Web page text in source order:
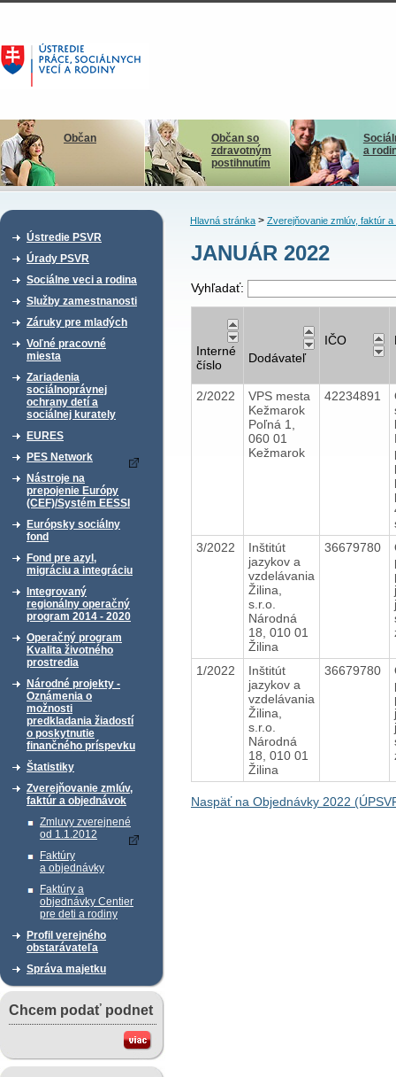
Občan
Občan so
zdravotným
postihnutím
a
Ústredie PSVR
Úrady PSVR
Sociálne veci a rodina
Služby zamestnanosti
Záruky pre mladých
Voľné pracovné
miesta
Zariadenia
sociálnoprávnej
ochrany detí a
sociálnej kurately
EURES
PES Network
Nástroje na
prepojenie Európy
(CEF)/Systém EESSI
Európsky sociálny
fond
Fond pre azyl,
migráciu a integráciu
Integrovaný
regionálny operačný
program 2014 - 2020
Operačný program
Kvalita životného
prostredia
Národné projekty -
Oznámenia o
možnosti
predkladania žiadostí
o poskytnutie
finančného príspevku
Štatistiky
Zverejňovanie zmlúv,
faktúr a objednávok
Zmluvy zverejnené
od 1.1.2012
Faktúry
a objednávky
Faktúry a
objednávky Centier
pre deti a rodiny
Profil verejného
obstarávateľa
Správa majetku
Chcem podať podnet
Hlavná stránka> Zverejňovanie zmlúv, faktúr a
JANUÁR 2022
Vyhľadať:
Interné
číslo
Dodávateľ
IČO
2/2022
VPS mesta
Kežmarok
Poľná 1,
060 01
Kežmarok
42234891
3/2022
Inštitút
jazykov a
vzdelávania
Žilina,
s.r.o.
Národná
18, 010 01
Žilina
36679780
1/2022
Inštitút
jazykov a
vzdelávania
Žilina,
s.r.o.
Národná
18, 010 01
Žilina
36679780
Naspäť na Objednávky 2022